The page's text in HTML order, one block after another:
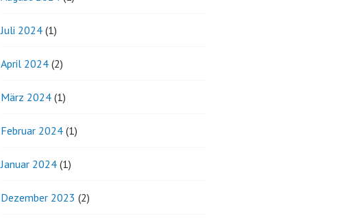
Juli 2024 (1)
April 2024 (2)
März 2024 (1)
Februar 2024 (1)
Januar 2024 (1)
Dezember 2023 (2)